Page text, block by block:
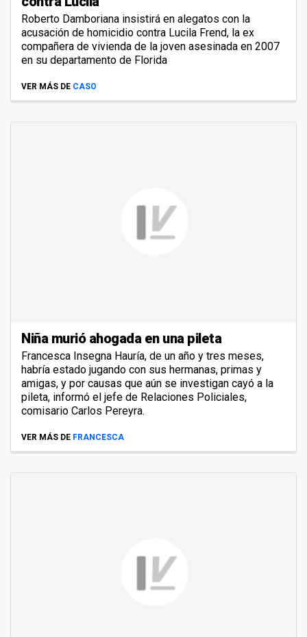
Roberto Damboriana insistirá en alegatos con la
acusación de homicidio contra Lucila Frend, la ex
compañera de vivienda de la joven asesinada en 2007
en su departamento de Florida
VER MÁS DE CASO
Niña murió ahogada en una pileta
Francesca Insegna Hauría, de un año y tres meses,
habría estado jugando con sus hermanas, primas y
amigas, y por causas que aún se investigan cayó a la
pileta, informó el jefe de Relaciones Policiales,
comisario Carlos Pereyra.
VER MÁS DE FRANCESCA